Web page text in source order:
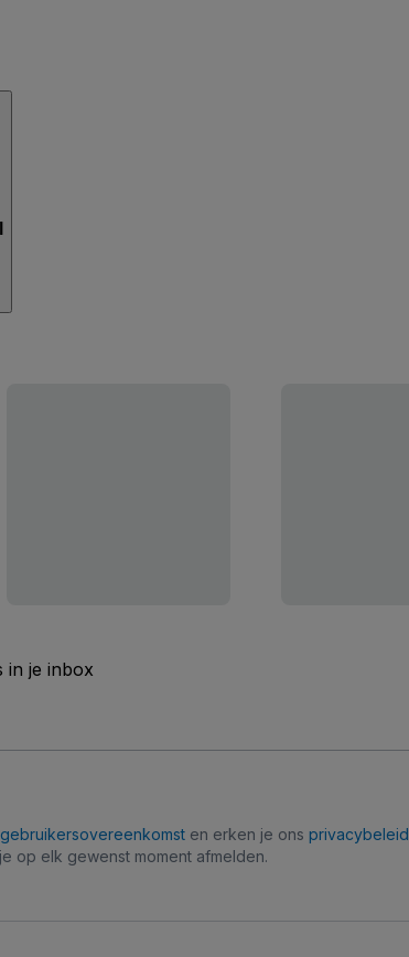
in je inbox
gebruikersovereenkomst en erken je ons privacybeleid
op elk gewenst moment afmelden.